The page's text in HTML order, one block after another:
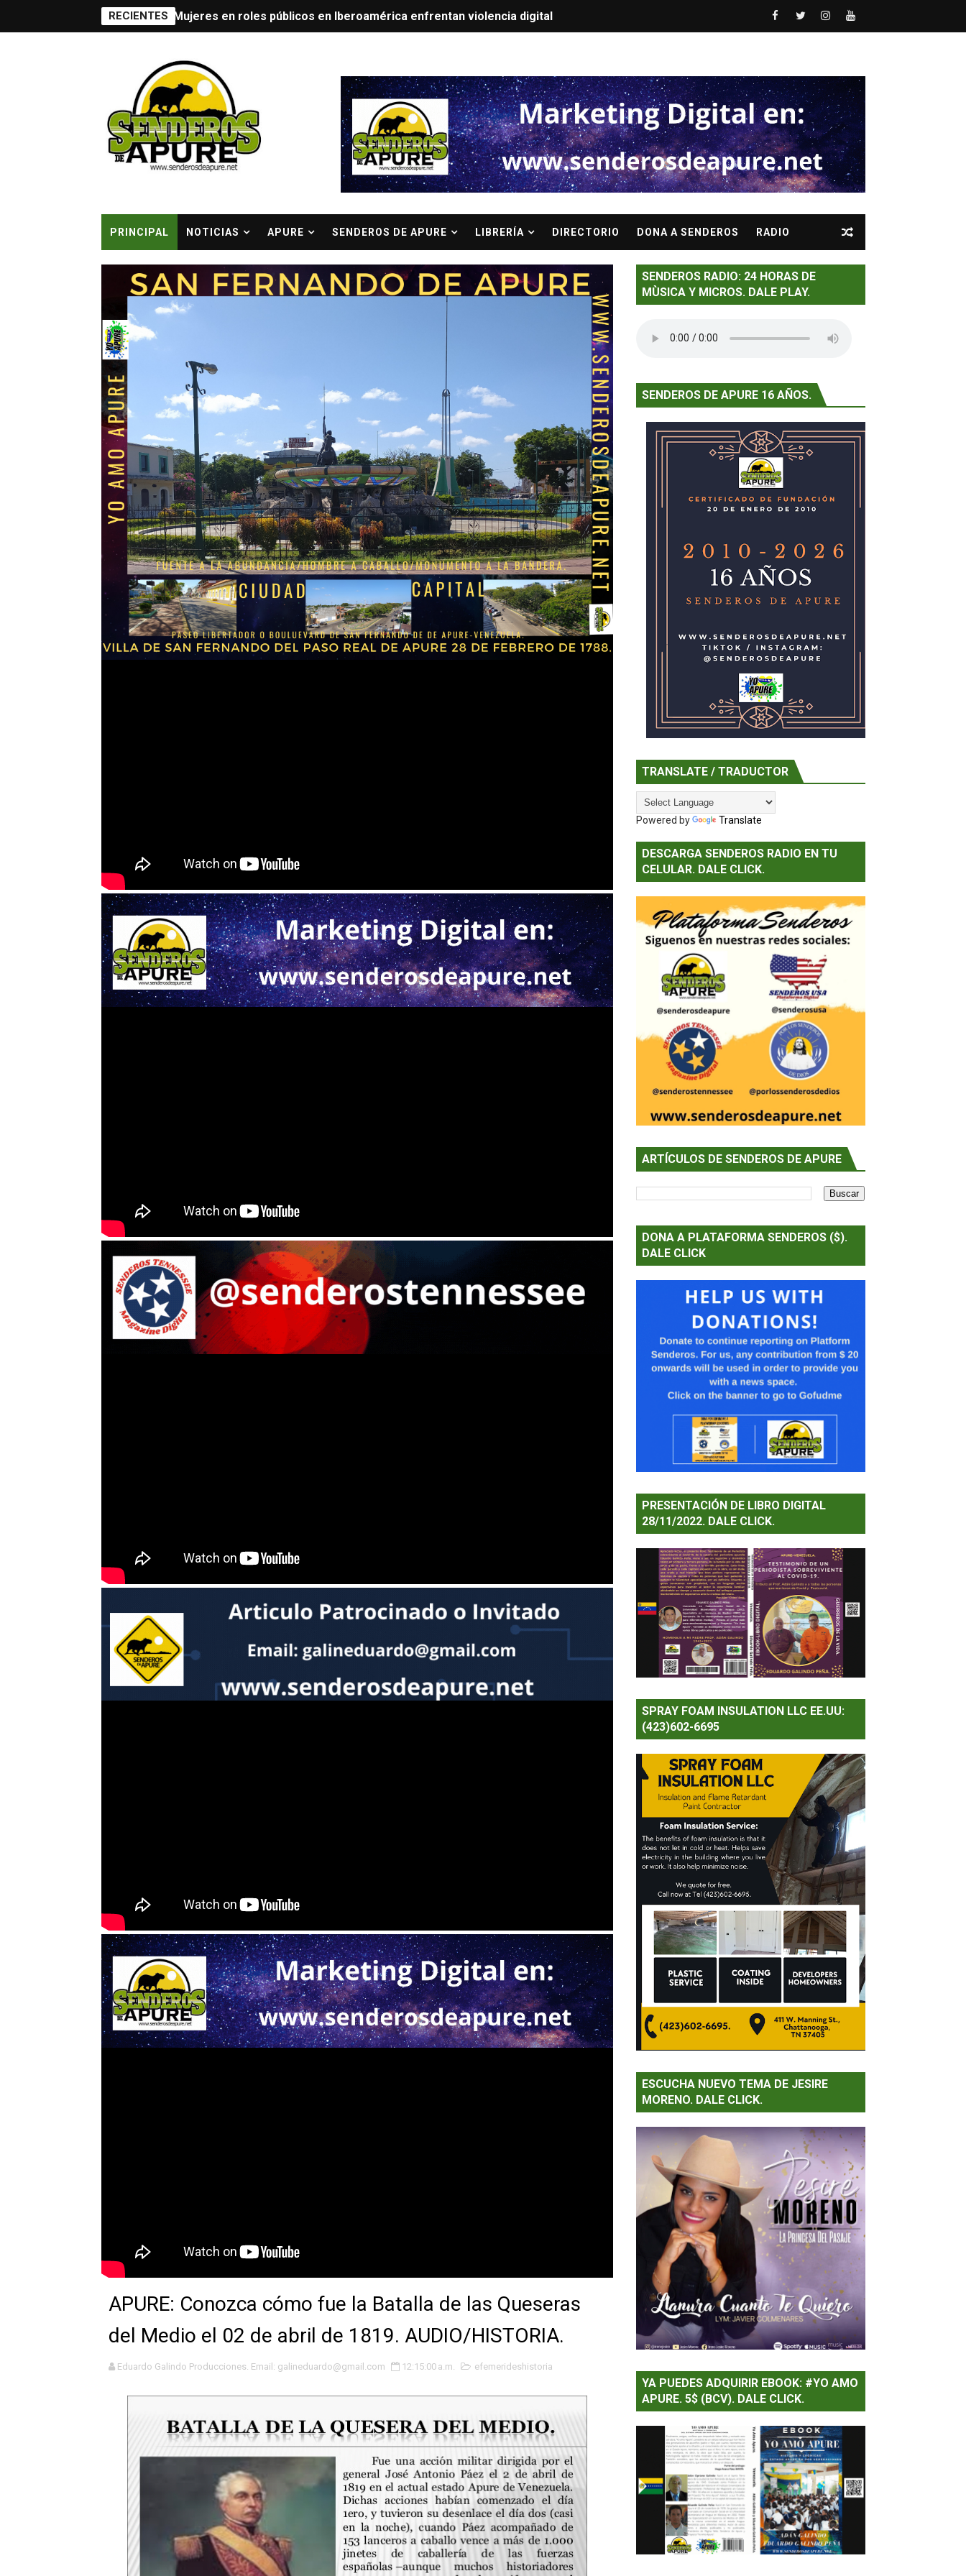
RECIENTES Mujeres en roles públicos en Iberoamérica enfrentan violencia digital
El compositor y contrabajista José Ángel Méndez debuta como escritor con: La Sonata del Orange
La Nueva Fusión Tropical Que Promete Dominar El Verano
-- Sebastián Rivero, el DJ venezolano que conquistará Tomorrowland 2026
Presentado en Caracas nuevo helado ligero TriLight de Crema Helados
Falleció en Caracas Un maestro y ejemplo en el accionar público: Emilio Ramos de la Rosa.
Embajada de Portugal en Caracas anuncia visita oficial y refuerzo de ayuda humanitaria
Roberto Smith Perera: El capital privado debe ser el protagonista de la reconstrucción de La Guaira
Dernier Cosmetics llena centros comerciales con aulas magistrales sobre salud de la piel
Elena estrena el video de “Los Días Locos”: Una obra visual nacida de la intimidad y la complicidad musical
El fin de la residencia humanitaria para venezolanos en España obliga a analizar alternativas
Universidad Santander e Intezia presentan programa avanzado de Inteligencia Artificial para el sector educativo en Venezuela
Oskar Lares Celebra Su Primer Millón De Reproducciones En Youtube Con “¡BOOM!”
Alejandro Fleming: “La elección presidencial debería pautarse para diciembre de 2028”
OSKAR LARES CELEBRA SU PRIMER MILLÓN DE REPRODUCCIONES EN YOUTUBE CON “¡BOOM!”
“Tus Ojos”: lo nuevo de Aron Luix ya disponible
LOS HITMEN REVIVEN LA ESENCIA DEL PERREO CLÁSICO JUNTO A WISIN Y DE LA GHETTO EN “LA CULPABLE”
La Orquesta Sinfónica Simanof busca conquistar Japón
El guitarrista Orlando Molina presenta el disco “Antes, Siempre”: una reinvención de la canción latinoamericana
PRINCIPAL NOTICIAS APURE SENDEROS DE APURE LIBRERÍA DIRECTORIO DONA A SENDEROS RADIO
APURE: Conozca cómo fue la Batalla de las Queseras
del Medio el 02 de abril de 1819. AUDIO/HISTORIA.
Eduardo Galindo Producciones. Email: galineduardo@gmail.com 12:15:00 a.m. efemerideshistoria
SENDEROS RADIO: 24 HORAS DE
MÙSICA Y MICROS. DALE PLAY.
SENDEROS DE APURE 16 AÑOS.
TRANSLATE / TRADUCTOR
Powered by Translate
DESCARGA SENDEROS RADIO EN TU
CELULAR. DALE CLICK.
ARTÍCULOS DE SENDEROS DE APURE
DONA A PLATAFORMA SENDEROS ($).
DALE CLICK
PRESENTACIÓN DE LIBRO DIGITAL
28/11/2022. DALE CLICK.
SPRAY FOAM INSULATION LLC EE.UU:
(423)602-6695
ESCUCHA NUEVO TEMA DE JESIRE
MORENO. DALE CLICK.
YA PUEDES ADQUIRIR EBOOK: #YO AMO
APURE. 5$ (BCV). DALE CLICK.